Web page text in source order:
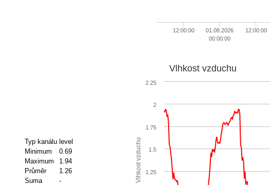
12:00:00
01.08.2026
00:00:00
12:00:00
Typ kanálu level
Minimum
0.69
Maximum
1.94
Průměr
1.26
Suma
- Vlhkost vzduchu
Vlhkost vzduchu
1.25
1.5
1.75
2
2.25